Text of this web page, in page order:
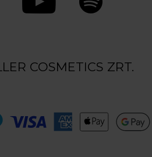
COSMETICS ZRT.